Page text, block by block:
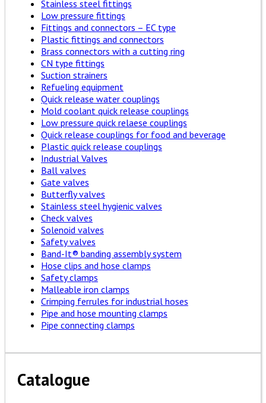
Stainless steel fittings
Low pressure fittings
Fittings and connectors – EC type
Plastic fittings and connectors
Brass connectors with a cutting ring
CN type fittings
Suction strainers
Refueling equipment
Quick release water couplings
Mold coolant quick release couplings
Low pressure quick relaese couplings
Quick release couplings for food and beverage
Plastic quick release couplings
Industrial Valves
Ball valves
Gate valves
Butterfly valves
Stainless steel hygienic valves
Check valves
Solenoid valves
Safety valves
Band-It® banding assembly system
Hose clips and hose clamps
Safety clamps
Malleable iron clamps
Crimping ferrules for industrial hoses
Pipe and hose mounting clamps
Pipe connecting clamps
Catalogue